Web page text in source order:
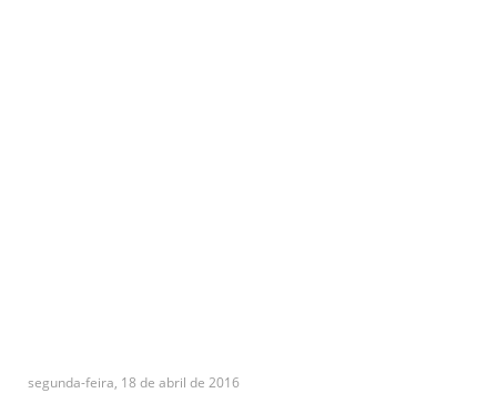
segunda-feira, 18 de abril de 2016